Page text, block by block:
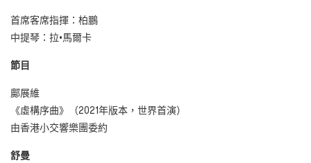
首席客席指揮：柏鵬
中提琴：拉•馬爾卡
節目
鄺展維
《虛構序曲》（2021年版本，世界首演）
由香港小交響樂團委約
舒曼